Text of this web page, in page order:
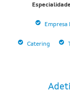
Catering